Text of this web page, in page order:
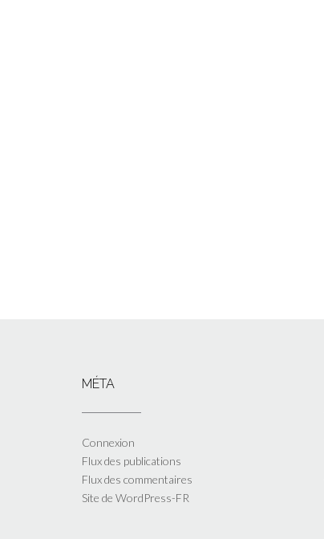
MÉTA
Connexion
Flux des publications
Flux des commentaires
Site de WordPress-FR